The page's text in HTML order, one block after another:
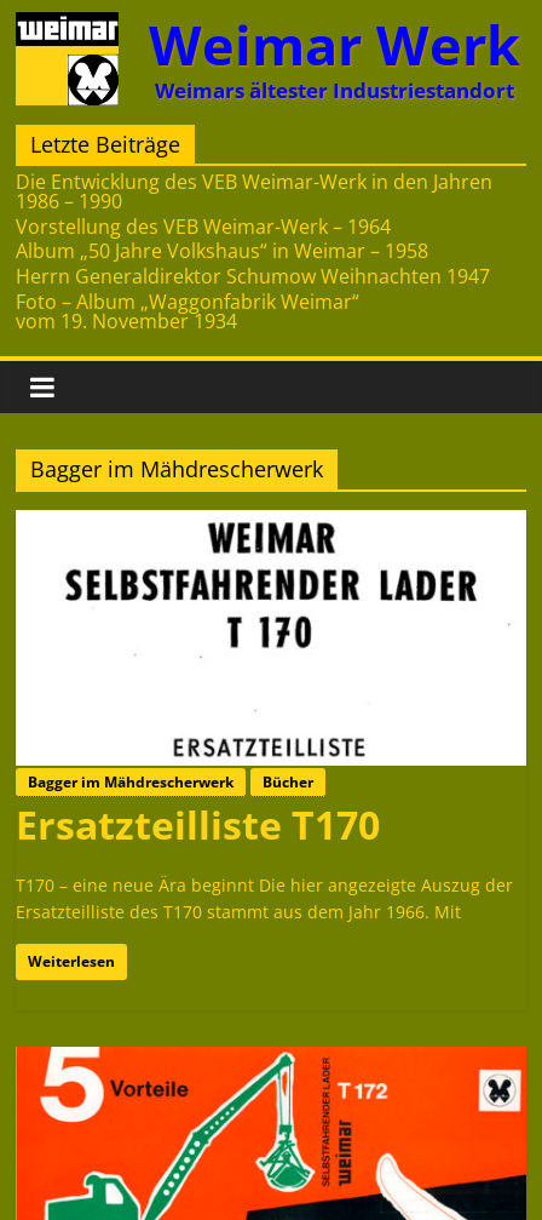
Zum
Inhalt
springen
Weimar Werk
Weimars ältester Industriestandort
Letzte Beiträge
Die Entwicklung des VEB Weimar-Werk in den Jahren
1986 – 1990
Vorstellung des VEB Weimar-Werk – 1964
Album „50 Jahre Volkshaus“ in Weimar – 1958
Herrn Generaldirektor Schumow Weihnachten 1947
Foto – Album „Waggonfabrik Weimar“
vom 19. November 1934
Bagger im Mähdrescherwerk
Bagger im Mähdrescherwerk Bücher
Ersatzteilliste T170
T170 – eine neue Ära beginnt Die hier angezeigte Auszug der
Ersatzteilliste des T170 stammt aus dem Jahr 1966. Mit
Weiterlesen